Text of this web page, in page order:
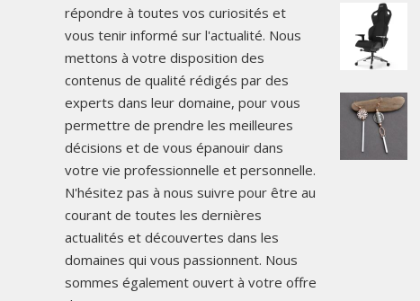
répondre à toutes vos curiosités et
vous tenir informé sur l'actualité. Nous
mettons à votre disposition des
contenus de qualité rédigés par des
experts dans leur domaine, pour vous
permettre de prendre les meilleures
décisions et de vous épanouir dans
votre vie professionnelle et personnelle.
N'hésitez pas à nous suivre pour être au
courant de toutes les dernières
actualités et découvertes dans les
domaines qui vous passionnent. Nous
sommes également ouvert à votre offre